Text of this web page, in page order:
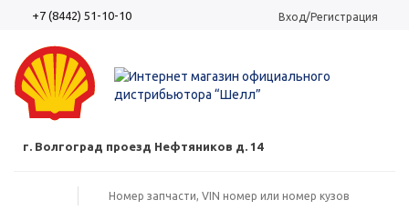
+7 (8442) 51-10-10 Вход/Регистрация
г. Волгоград проезд Нефтяников д. 14